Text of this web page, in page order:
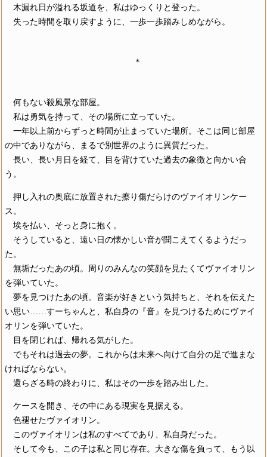
木漏れ日が溢れる坂道を、私はゆっくりと登った。
失った時間を取り戻すように、一歩一歩踏みしめながら。
＊
何もない殺風景な部屋。
私は勇気を持って、その場所に立っていた。
一年以上前からずっと時間が止まっていた場所。そこは同じ部屋
の中でありながら、まるで別世界のように異質だった。
長い、長い月日を経て、目を背けていた過去の象徴と向かい合
う。
押し入れの奥底に放置された擦り傷だらけのヴァイオリンケー
ス。
埃を払い、そっと身に抱く。
そうしていると、遠い日の懐かしい音が聞こえてくるようだっ
た。
無垢だったあの頃。周りのみんなの笑顔を見たくてヴァイオリン
を弾いていた。
夢を見つけたあの頃。音楽が好きという気持ちと、それを伝えた
い思い……すーちゃんと、私自身の『音』を見つけるためにヴァイ
オリンを弾いていた。
目を閉じれば、帰れる気がした。
でもそれは過去の夢。これからは未来へ向けて自分の足で進まな
ければならない。
還らざる時の終わりに、私はその一歩を踏み出した。
ケースを開き、その中にある現実を見据える。
色褪せたヴァイオリン。
このヴァイオリンは私のすべてであり、私自身だった。
そして今も、この子は私と同じ存在。大きな傷を負って、もう以